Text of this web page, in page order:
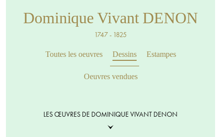
Dominique Vivant DENON
1747 - 1825
Toutes les oeuvres Dessins Estampes
Oeuvres vendues
LES ŒUVRES DE DOMINIQUE VIVANT DENON